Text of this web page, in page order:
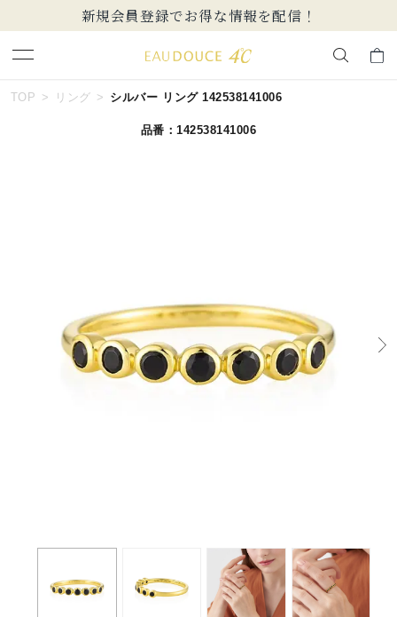
新規会員登録でお得な情報を配信！
キーワードで検索する
EAU DOUCE４℃
カテゴリー すべてのジュエリー
誕生石
TOP リング シルバー リング 142538141006
品番：142538141006